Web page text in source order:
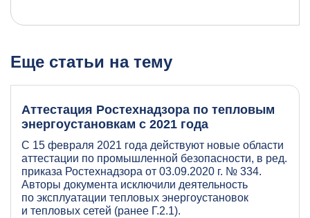
Еще статьи на тему
Аттестация Ростехнадзора по тепловым
энергоустановкам с 2021 года
С 15 февраля 2021 года действуют новые области
аттестации по промышленной безопасности, в ред.
приказа Ростехнадзора от 03.09.2020 г. № 334.
Авторы документа исключили деятельность
по эксплуатации тепловых энергоустановок
и тепловых сетей (ранее Г.2.1).